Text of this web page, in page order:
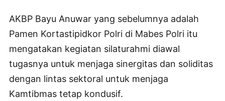
AKBP Bayu Anuwar yang sebelumnya adalah
Pamen Kortastipidkor Polri di Mabes Polri itu
mengatakan kegiatan silaturahmi diawal
tugasnya untuk menjaga sinergitas dan soliditas
dengan lintas sektoral untuk menjaga
Kamtibmas tetap kondusif.